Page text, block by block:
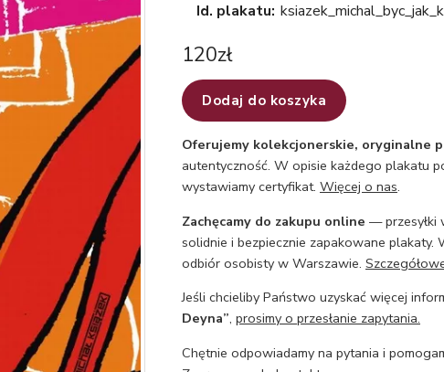
Id. plakatu:
120zł
Dodaj do koszyka
Oferujemy kolekcjonerskie, oryginalne
autentyczność. W opisie każdego plakatu
wystawiamy certyfikat. Więcej o nas.
Zachęcamy do zakupu online — przesyłki
solidnie i bezpiecznie zapakowane plakaty.
odbiór osobisty w Warszawie.
Jeśli chcieliby Państwo uzyskać więcej
Deyna”, prosimy o przesłanie zapytania.
Chętnie odpowiadamy na pytania i